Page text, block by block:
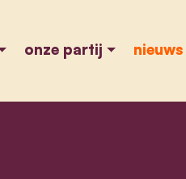
onze partij nieuws